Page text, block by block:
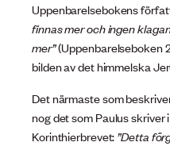
Uppenbarelsebokens
finnas mer och ingen
mer”(Uppenbarelseboken
bilden av det himmelska
Det närmaste som
nog det som Paulus skriver
Korinthierbrevet:”Detta